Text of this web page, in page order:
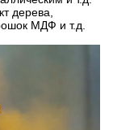
дерева,
МДФ и т.д.